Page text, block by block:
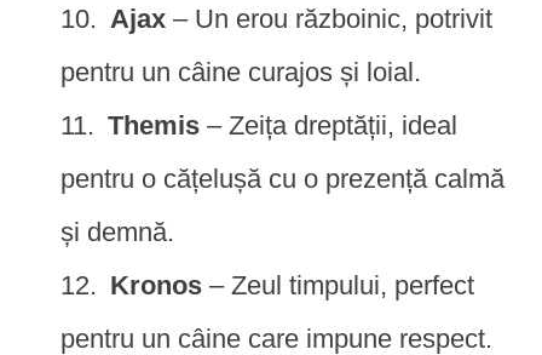
Ajax – Un erou războinic, potrivit
pentru un câine curajos și loial.
Themis – Zeița dreptății, ideal
pentru o cățelușă cu o prezență calmă
și demnă.
Kronos – Zeul timpului, perfect
pentru un câine care impune respect.